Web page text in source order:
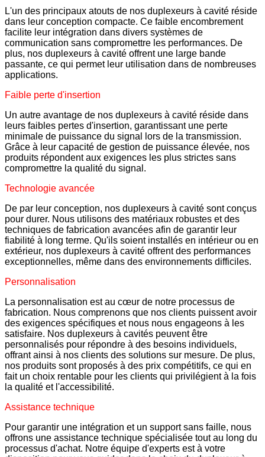
L'un des principaux atouts de nos duplexeurs à cavité réside
dans leur conception compacte. Ce faible encombrement
facilite leur intégration dans divers systèmes de
communication sans compromettre les performances. De
plus, nos duplexeurs à cavité offrent une large bande
passante, ce qui permet leur utilisation dans de nombreuses
applications.
Faible perte d'insertion
Un autre avantage de nos duplexeurs à cavité réside dans
leurs faibles pertes d'insertion, garantissant une perte
minimale de puissance du signal lors de la transmission.
Grâce à leur capacité de gestion de puissance élevée, nos
produits répondent aux exigences les plus strictes sans
compromettre la qualité du signal.
Technologie avancée
De par leur conception, nos duplexeurs à cavité sont conçus
pour durer. Nous utilisons des matériaux robustes et des
techniques de fabrication avancées afin de garantir leur
fiabilité à long terme. Qu'ils soient installés en intérieur ou en
extérieur, nos duplexeurs à cavité offrent des performances
exceptionnelles, même dans des environnements difficiles.
Personnalisation
La personnalisation est au cœur de notre processus de
fabrication. Nous comprenons que nos clients puissent avoir
des exigences spécifiques et nous nous engageons à les
satisfaire. Nos duplexeurs à cavités peuvent être
personnalisés pour répondre à des besoins individuels,
offrant ainsi à nos clients des solutions sur mesure. De plus,
nos produits sont proposés à des prix compétitifs, ce qui en
fait un choix rentable pour les clients qui privilégient à la fois
la qualité et l'accessibilité.
Assistance technique
Pour garantir une intégration et un support sans faille, nous
offrons une assistance technique spécialisée tout au long du
processus d'achat. Notre équipe d'experts est à votre